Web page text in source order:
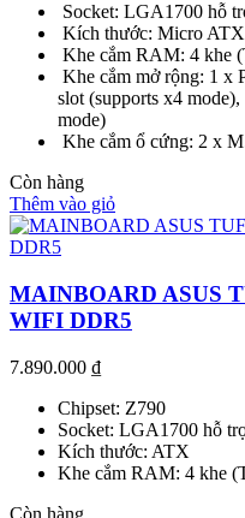
Socket: LGA1700 hỗ
Kích thước: Micro ATX
Khe cắm RAM: 4 khe
Khe cắm mở rộng: 1 x
slot (supports x4
mode)
Khe cắm ổ cứng: 2 x
Còn hàng
Thêm vào giỏ
MAINBOARD ASUS
WIFI DDR5
7.890.000 ₫
Chipset: Z790
Socket: LGA1700 hỗ
Kích thước: ATX
Khe cắm RAM: 4 khe
Còn hàng